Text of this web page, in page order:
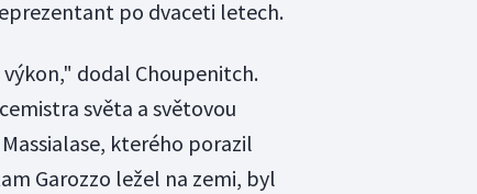
po dvaceti letech.
dodal Choupenitch.
světa a světovou
kterého porazil
Garozzo ležel na zemi, byl